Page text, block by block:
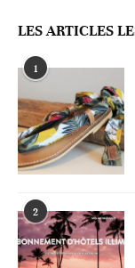
LES ARTICLES
1
2